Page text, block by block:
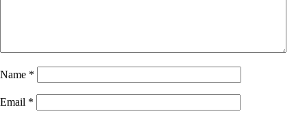
Name *
Email *